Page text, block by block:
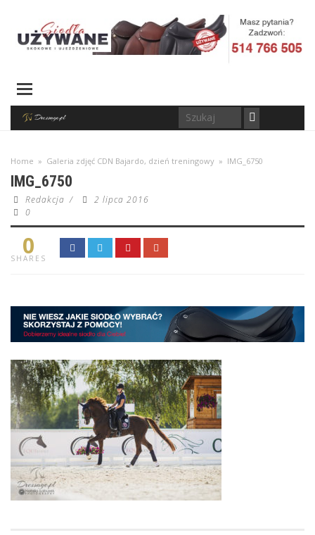
Home » Galeria zdjęć CDN Bajardo, dzień treningowy » IMG_6750
IMG_6750
Redakcja /
2 lipca 2016
0
0
SHARES